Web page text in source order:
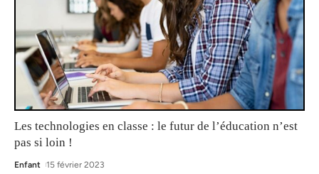
Les technologies en classe : le futur de l’éducation n’est
pas si loin !
Enfant 15 février 2023